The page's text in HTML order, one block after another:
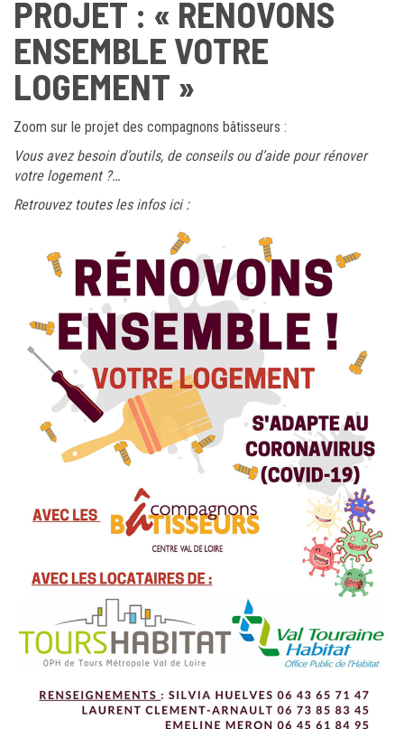
PROJET : « RÉNOVONS
ENSEMBLE VOTRE
LOGEMENT »
Zoom sur le projet des compagnons bâtisseurs :
Vous avez besoin d’outils, de conseils ou d’aide pour rénover
votre logement ?…
Retrouvez toutes les infos ici :